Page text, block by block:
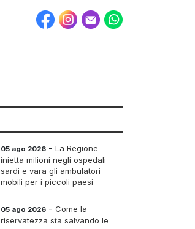
05 ago 2026 - La Regione
inietta milioni negli ospedali
sardi e vara gli ambulatori
mobili per i piccoli paesi
05 ago 2026 - Come la
riservatezza sta salvando le